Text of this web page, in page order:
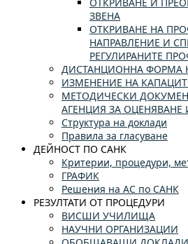
ЗВЕНА
ОТКРИВАНЕ НА
НАПРАВЛЕНИЕ И
РЕГУЛИРАНИТЕ
ДИСТАНЦИОННА ФОРМА
ИЗМЕНЕНИЕ НА
МЕТОДИЧЕСКИ
АГЕНЦИЯ ЗА ОЦЕНЯВАНЕ
Структура на доклади
Правила за гласуване
ДЕЙНОСТ ПО САНК
Критерии, процедури,
ГРАФИК
Решения на АС по САНК
РЕЗУЛТАТИ ОТ ПРОЦЕДУРИ
ВИСШИ УЧИЛИЩА
НАУЧНИ ОРГАНИЗАЦИИ